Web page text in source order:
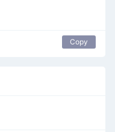
Copy